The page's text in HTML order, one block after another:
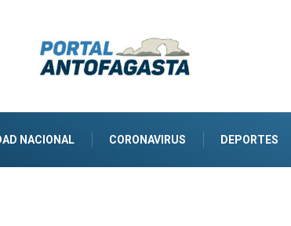
NACIONAL CORONAVIRUS DEPORTES